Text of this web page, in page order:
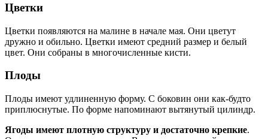
Цветки
Цветки появляются на малине в начале мая. Они цветут
дружно и обильно. Цветки имеют средний размер и белый
цвет. Они собраны в многочисленные кисти.
Плоды
Плоды имеют удлиненную форму. С боковин они как-будто
приплюснутые. По форме напоминают вытянутый цилиндр.
Ягоды имеют плотную структуру и достаточно крепкие.